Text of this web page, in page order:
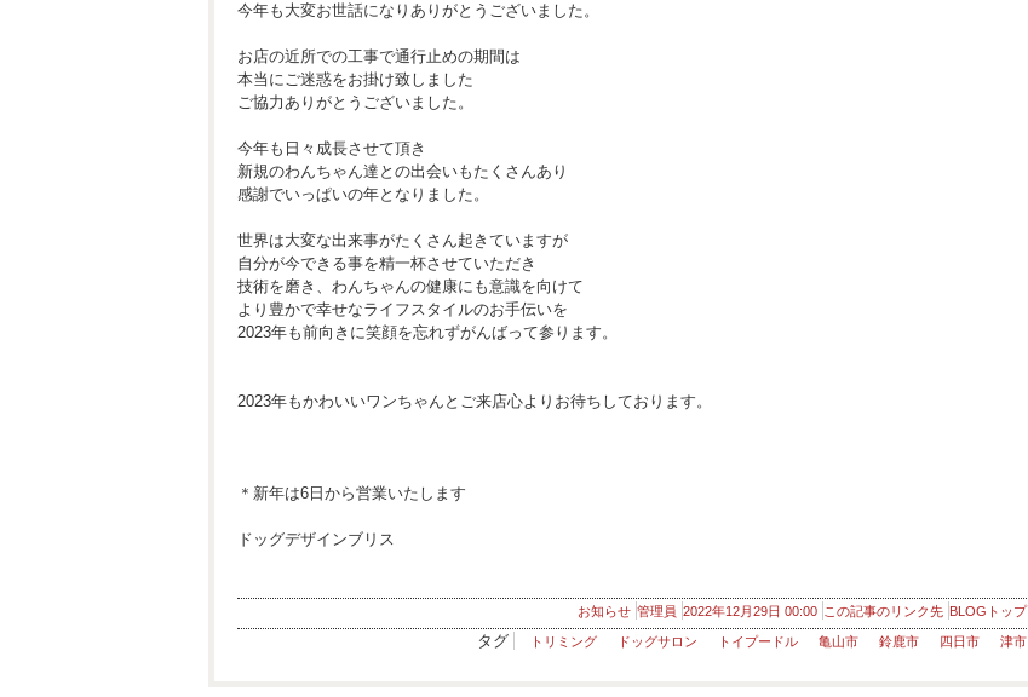
今年も大変お世話になりありがとうございました。
お店の近所での工事で通行止めの期間は
本当にご迷惑をお掛け致しました
ご協力ありがとうございました。
今年も日々成長させて頂き
新規のわんちゃん達との出会いもたくさんあり
感謝でいっぱいの年となりました。
世界は大変な出来事がたくさん起きていますが
自分が今できる事を精一杯させていただき
技術を磨き、わんちゃんの健康にも意識を向けて
より豊かで幸せなライフスタイルのお手伝いを
2023年も前向きに笑顔を忘れずがんばって参ります。
2023年もかわいいワンちゃんとご来店心よりお待ちしております。
＊新年は6日から営業いたします
ドッグデザインブリス
お知らせ 管理員 2022年12月29日 00:00 この記事のリンク先 BLOGトップ
タグ トリミング ドッグサロン トイプードル 亀山市 鈴鹿市 四日市 津市